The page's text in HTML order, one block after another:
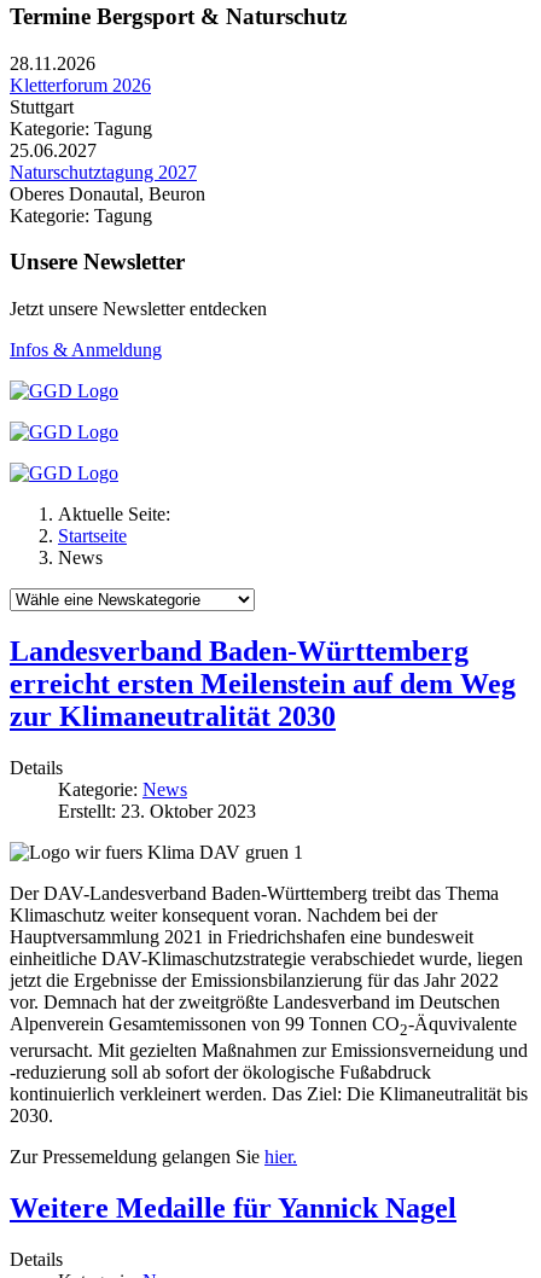
Termine Bergsport & Naturschutz
28.11.2026
Kletterforum 2026
Stuttgart
Kategorie: Tagung
25.06.2027
Naturschutztagung 2027
Oberes Donautal, Beuron
Kategorie: Tagung
Unsere Newsletter
Jetzt unsere Newsletter entdecken
Infos & Anmeldung
Aktuelle Seite:
Startseite
News
Landesverband Baden-Württemberg
erreicht ersten Meilenstein auf dem Weg
zur Klimaneutralität 2030
Details
Kategorie: News
Erstellt: 23. Oktober 2023
Der DAV-Landesverband Baden-Württemberg treibt das Thema
Klimaschutz weiter konsequent voran. Nachdem bei der
Hauptversammlung 2021 in Friedrichshafen eine bundesweit
einheitliche DAV-Klimaschutzstrategie verabschiedet wurde, liegen
jetzt die Ergebnisse der Emissionsbilanzierung für das Jahr 2022
vor. Demnach hat der zweitgrößte Landesverband im Deutschen
Alpenverein Gesamtemissonen von 99 Tonnen CO2-Äquvivalente
verursacht. Mit gezielten Maßnahmen zur Emissionsverneidung und
-reduzierung soll ab sofort der ökologische Fußabdruck
kontinuierlich verkleinert werden. Das Ziel: Die Klimaneutralität bis
2030.
Zur Pressemeldung gelangen Sie hier.
Weitere Medaille für Yannick Nagel
Details